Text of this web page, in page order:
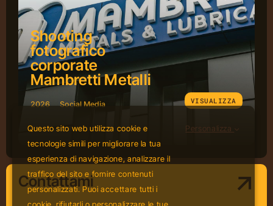
Shooting
fotografico
corporate
Mambretti Metalli
2026 Social Media VISUALIZZA
Contattami
Questo sito web utilizza cookie e
tecnologie simili per migliorare la tua
esperienza di navigazione, analizzare il
traffico del sito e fornire contenuti
personalizzati. Puoi accettare tutti i
Personalizza